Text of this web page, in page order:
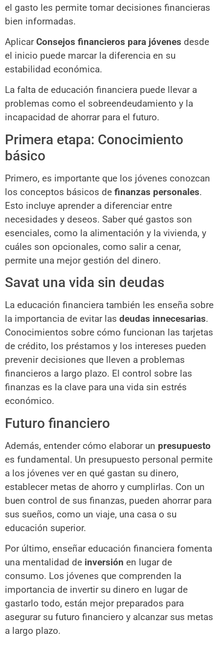
el gasto les permite tomar decisiones financieras
bien informadas.
AplicarConsejos financieros para jóvenes desde
el inicio puede marcar la diferencia en su
estabilidad económica.
La falta de educación financiera puede llevar a
problemas como el sobreendeudamiento y la
incapacidad de ahorrar para el futuro.
Primera etapa: Conocimiento
básico
Primero, es importante que los jóvenes conozcan
los conceptos básicos de finanzas personales.
Esto incluye aprender a diferenciar entre
necesidades y deseos. Saber qué gastos son
esenciales, como la alimentación y la vivienda, y
cuáles son opcionales, como salir a cenar,
permite una mejor gestión del dinero.
Savat una vida sin deudas
La educación financiera también les enseña sobre
la importancia de evitar las deudas innecesarias.
Conocimientos sobre cómo funcionan las tarjetas
de crédito, los préstamos y los intereses pueden
prevenir decisiones que lleven a problemas
financieros a largo plazo. El control sobre las
finanzas es la clave para una vida sin estrés
económico.
Futuro financiero
Además, entender cómo elaborar un presupuesto
es fundamental. Un presupuesto personal permite
a los jóvenes ver en qué gastan su dinero,
establecer metas de ahorro y cumplirlas. Con un
buen control de sus finanzas, pueden ahorrar para
sus sueños, como un viaje, una casa o su
educación superior.
Por último, enseñar educación financiera fomenta
una mentalidad de inversión en lugar de
consumo. Los jóvenes que comprenden la
importancia de invertir su dinero en lugar de
gastarlo todo, están mejor preparados para
asegurar su futuro financiero y alcanzar sus metas
a largo plazo.